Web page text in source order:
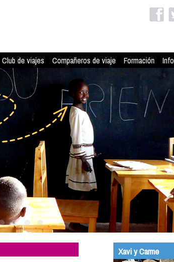
Club de viajes Compañeros de viaje Formación
Xavi y Carme